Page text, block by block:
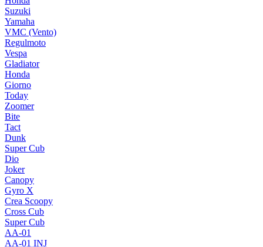
Suzuki
Yamaha
VMC (Vento)
Regulmoto
Vespa
Gladiator
Honda
Giorno
Today
Zoomer
Bite
Tact
Dunk
Super Cub
Dio
Joker
Canopy
Gyro X
Crea Scoopy
Cross Cub
Super Cub
AA-01
AA-01 INJ